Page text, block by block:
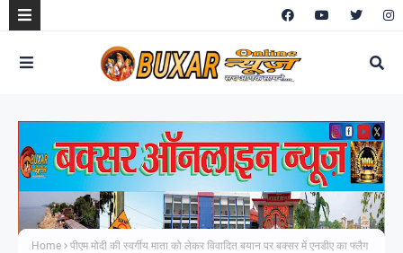
Home
पीएम मोदी की स्वर्गीय माता को लेकर विवादित बयान पर बक्सर में एनडीए का फ्लैग